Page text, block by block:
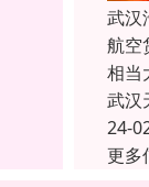
武汉
航空
相当
武汉
24-
更多